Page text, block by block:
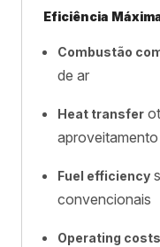
Eficiência
Combustão
de ar
Heat transfer
aproveitamento
Fuel efficiency
convencionais
Operating costs